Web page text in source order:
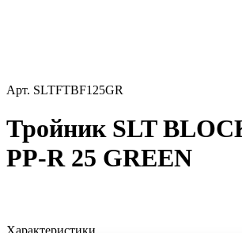
Арт. SLTFTBF125GR
Тройник SLT
PP-R 25 GREEN